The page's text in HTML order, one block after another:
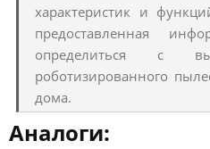
характеристик и
предоставленная
определиться с
роботизированного
дома.
Аналоги: